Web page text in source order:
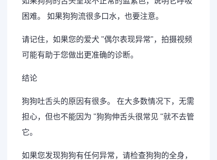
困难。 如果狗狗流很多口水，也要注意。
请记住，如果您的爱犬 "偶尔表现异常"，拍摄视频
可能有助于您做出更准确的诊断。
结论
狗狗吐舌头的原因有很多。 在大多数情况下，无需
担心，但也不能因为 "狗狗伸舌头很常见 "就不去管
它。
如果您发现狗狗有任何异常，请检查狗狗的全身，